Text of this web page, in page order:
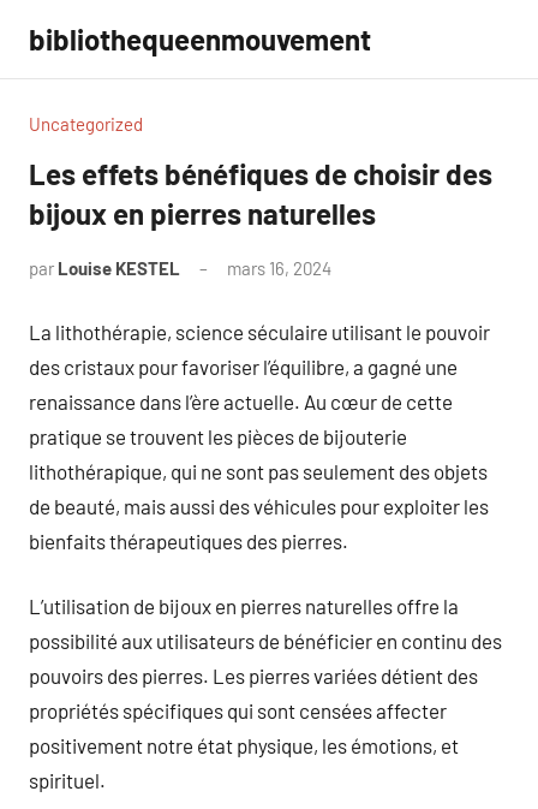
contenu
bibliothequeenmouvement
Uncategorized
Les effets bénéfiques de choisir des
bijoux en pierres naturelles
par Louise KESTEL mars 16, 2024
La lithothérapie, science séculaire utilisant le pouvoir
des cristaux pour favoriser l’équilibre, a gagné une
renaissance dans l’ère actuelle. Au cœur de cette
pratique se trouvent les pièces de bijouterie
lithothérapique, qui ne sont pas seulement des objets
de beauté, mais aussi des véhicules pour exploiter les
bienfaits thérapeutiques des pierres.
L’utilisation de bijoux en pierres naturelles offre la
possibilité aux utilisateurs de bénéficier en continu des
pouvoirs des pierres. Les pierres variées détient des
propriétés spécifiques qui sont censées affecter
positivement notre état physique, les émotions, et
spirituel.